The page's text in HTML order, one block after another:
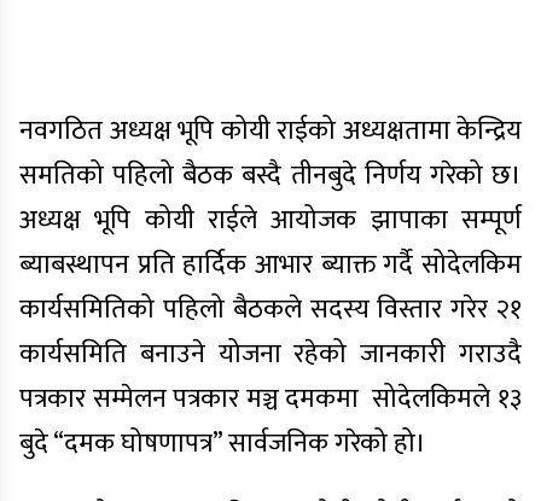
नवगठित अध्यक्ष भूपि कोयी राईको अध्यक्षतामा केन्द्रिय
समतिको पहिलो बैठक बस्दै तीनबुदे निर्णय गरेको छ।
अध्यक्ष भूपि कोयी राईले आयोजक झापाका सम्पूर्ण
ब्याबस्थापन प्रति हार्दिक आभार ब्याक्त गर्दै सोदेलकिम
कार्यसमितिको पहिलो बैठकले सदस्य विस्तार गरेर २१
कार्यसमिति बनाउने योजना रहेको जानकारी गराउदै
पत्रकार सम्मेलन पत्रकार मञ्च दमकमा सोदेलकिमले १३
बुदे “दमक घोषणापत्र” सार्वजनिक गरेको हो।